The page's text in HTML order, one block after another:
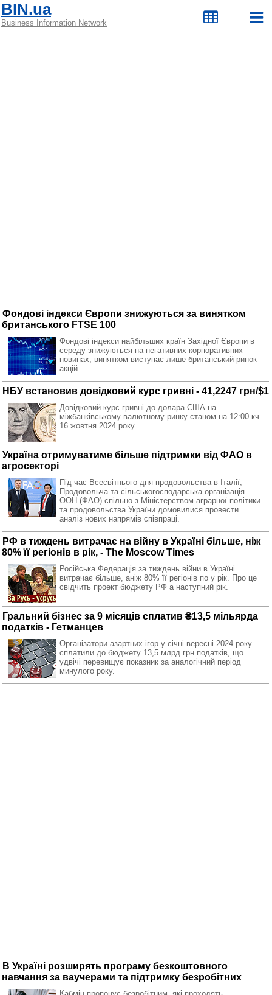
BIN.ua
Business Information Network
Фондові індекси Європи знижуються за винятком
британського FTSE 100
Фондові індекси найбільших країн Західної Європи в
середу знижуються на негативних корпоративних
новинах, винятком виступає лише британський ринок
акцій.
НБУ встановив довідковий курс гривні - 41,2247 грн/$1
Довідковий курс гривні до долара США на
міжбанківському валютному ринку станом на 12:00 кч
16 жовтня 2024 року.
Україна отримуватиме більше підтримки від ФAO в
агросекторі
Під час Всесвітнього дня продовольства в Італії,
Продовольча та сільськогосподарська організація
ООН (ФAO) спільно з Міністерством аграрної політики
та продовольства України домовилися провести
аналіз нових напрямів співпраці.
РФ в тиждень витрачає на війну в Україні більше, ніж
80% її регіонів в рік, - The Moscow Times
Російська Федерація за тиждень війни в Україні
витрачає більше, аніж 80% її регіонів по у рік. Про це
свідчить проект бюджету РФ а наступний рік.
Гральний бізнес за 9 місяців сплатив ₴13,5 мільярда
податків - Гетманцев
Організатори азартних ігор у січні-вересні 2024 року
сплатили до бюджету 13,5 млрд грн податків, що
удвічі перевищує показник за аналогічний період
минулого року.
В Україні розширять програму безкоштовного
навчання за ваучерами та підтримку безробітних